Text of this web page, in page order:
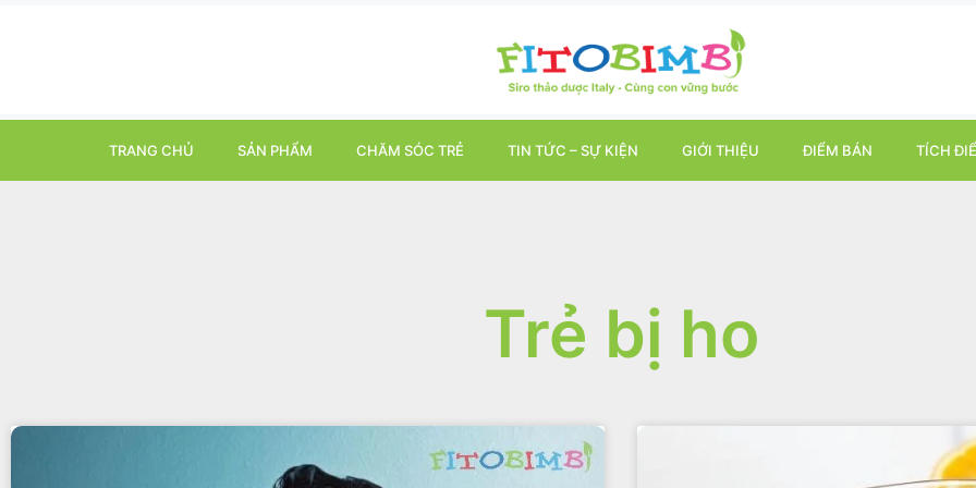
TRANG CHỦ SẢN PHẨM CHĂM SÓC TRẺ TIN TỨC – SỰ KIỆN GIỚI THIỆU ĐIỂM BÁN TÍCH
Trẻ bị ho